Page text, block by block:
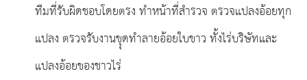
ทีมที่รับผิดชอบโดยตรง ทำหน้าที่สำรวจ ตรวจแปลงอ้อยทุก
แปลง ตรวจรับงานขุุดทำลายอ้อยใบขาว ทั้งไร่บริษัทและ
แปลงอ้อยของชาวไร่